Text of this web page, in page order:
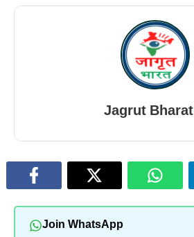
Jagrut Bharat
Join WhatsApp